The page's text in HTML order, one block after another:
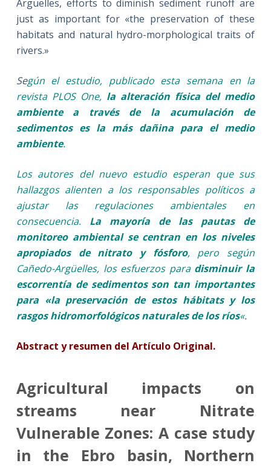
Argüelles, efforts to diminish sediment runoff are
just as important for «the preservation of these
habitats and natural hydro-morphological traits of
rivers.»
Según el estudio, publicado esta semana en la
revista PLOS One, la alteración física del medio
ambiente a través de la acumulación de
sedimentos es la más dañina para el medio
ambiente.
Los autores del nuevo estudio esperan que sus
hallazgos alienten a los responsables políticos a
ajustar las regulaciones ambientales en
consecuencia.
La mayoría de las pautas de
monitoreo ambiental se centran en los niveles
apropiados de nitrato y fósforo, pero según
Cañedo-Argüelles, los esfuerzos para disminuir la
escorrentía de sedimentos son tan importantes
para «la preservación de estos hábitats y los
rasgos hidromorfológicos naturales de los ríos«.
Abstract y resumen del Artículo Original.
Agricultural impacts on
streams near Nitrate
Vulnerable Zones: A case study
in the Ebro basin, Northern